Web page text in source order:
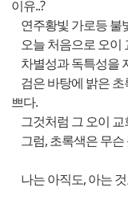
이유..?
연주황빛 가로등 불
오늘 처음으로 오이
차별성과 독특성을
검은 바탕에 밝은
쁘다.
그것처럼 그 오이
그럼, 초록색은 무슨
나는 아직도, 아는